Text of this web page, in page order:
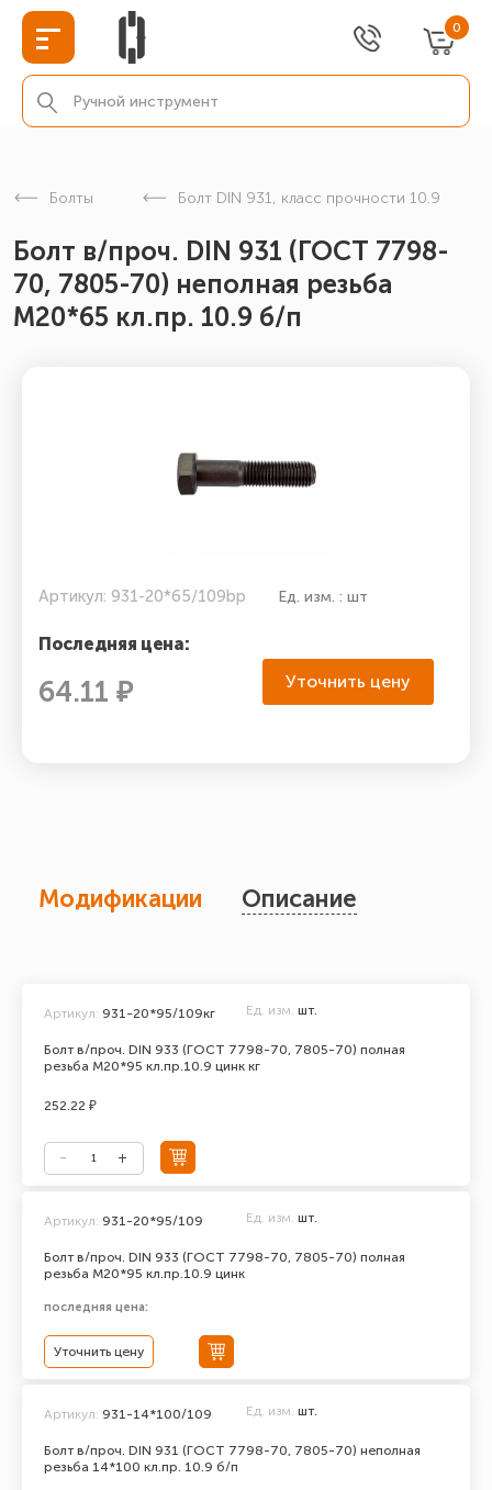
0
Болты Болт DIN 931, класс прочности 10.9
Болт в/проч. DIN 931 (ГОСТ 7798-
70, 7805-70) неполная резьба
М20*65 кл.пр. 10.9 б/п
Артикул: 931-20*65/109bp Ед. изм. : шт
Последняя цена:
64.11 ₽ Уточнить цену
Модификации Описание
Болт в/проч. DIN 933 (ГОСТ 7798-70, 7805-70) полная
резьба М20*95 кл.пр.10.9 цинк кг
Артикул: 931-20*95/109кг Ед. изм. шт.
252.22 ₽
Болт в/проч. DIN 933 (ГОСТ 7798-70, 7805-70) полная
резьба М20*95 кл.пр.10.9 цинк
Артикул: 931-20*95/109 Ед. изм. шт.
последняя цена:
Уточнить цену
Болт в/проч. DIN 931 (ГОСТ 7798-70, 7805-70) неполная
резьба 14*100 кл.пр. 10.9 б/п
Артикул: 931-14*100/109 Ед. изм. шт.